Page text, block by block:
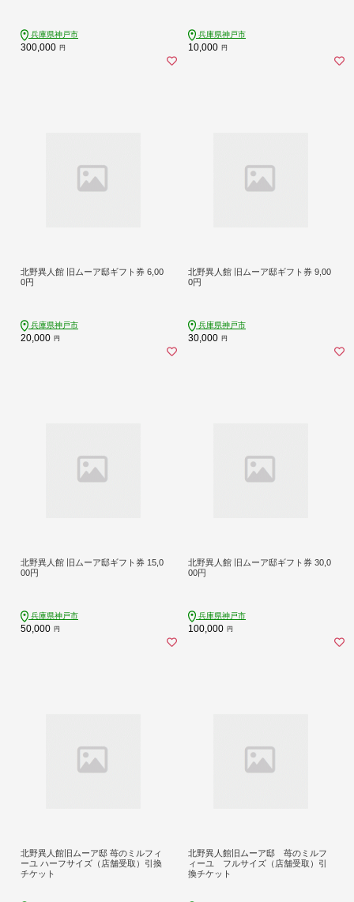
兵庫県神戸市
300,000 円
兵庫県神戸市
10,000 円
北野異人館 旧ムーア邸ギフト券 6,00
0円
兵庫県神戸市
20,000 円
北野異人館 旧ムーア邸ギフト券 9,00
0円
兵庫県神戸市
30,000 円
北野異人館 旧ムーア邸ギフト券 15,0
00円
兵庫県神戸市
50,000 円
北野異人館 旧ムーア邸ギフト券 30,0
00円
兵庫県神戸市
100,000 円
北野異人館旧ムーア邸 苺のミルフィ
ーユ ハーフサイズ（店舗受取）引換
チケット
北野異人館旧ムーア邸 苺のミルフ
ィーユ フルサイズ（店舗受取）引
換チケット